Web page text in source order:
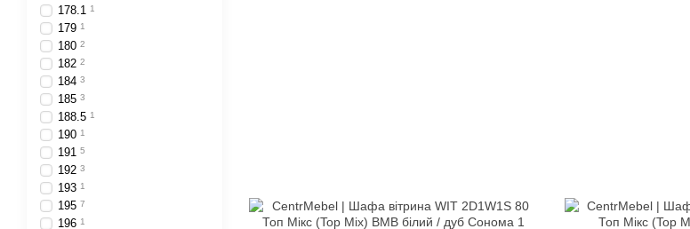
178.1 1
179 1
180 2
182 2
184 3
185 3
188.5 1
190 1
191 5
192 3
193 1
195 7
196 1